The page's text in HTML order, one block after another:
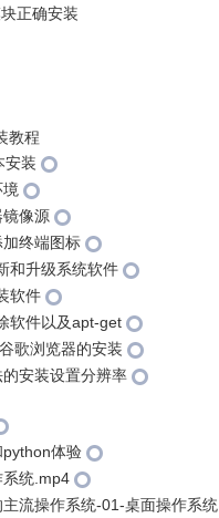
正确安装
教程
安装
像源
终端图标
和升级系统软件
软件
软件以及apt-get
歌浏览器的安装
安装设置分辨率
体验
统.mp4
流操作系统-01-桌面操作系统